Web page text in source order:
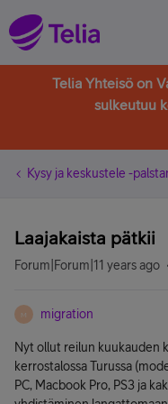
Telia Yhteisö on
sulkeutuu
Kysy ja keskustele -
Laajakaista pätkii
Forum|Forum|11 years ago
M migration
Nyt ollut reilun kuukauden
kerrostalossa Turussa
PC, Macbook Pro, PS3 ja